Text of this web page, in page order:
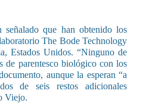
señalado que han obtenido los
The Bode Technology
Estados Unidos. “Ninguno de
de parentesco biológico con los
aunque la esperan “a
de seis restos adicionales
Viejo.